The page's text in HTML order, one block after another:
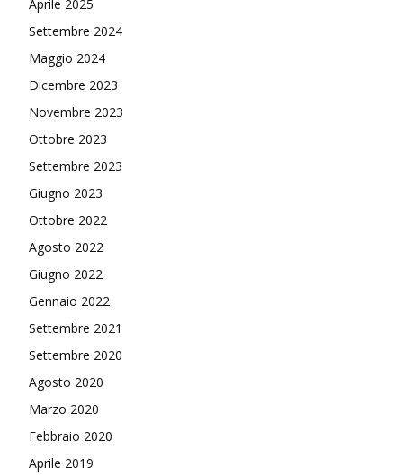
Aprile 2025
Settembre 2024
Maggio 2024
Dicembre 2023
Novembre 2023
Ottobre 2023
Settembre 2023
Giugno 2023
Ottobre 2022
Agosto 2022
Giugno 2022
Gennaio 2022
Settembre 2021
Settembre 2020
Agosto 2020
Marzo 2020
Febbraio 2020
Aprile 2019